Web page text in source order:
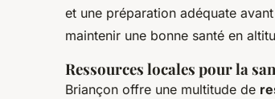
et une préparation adéquate
maintenir une bonne santé en
Ressources locales pour la
Briançon offre une multitude de